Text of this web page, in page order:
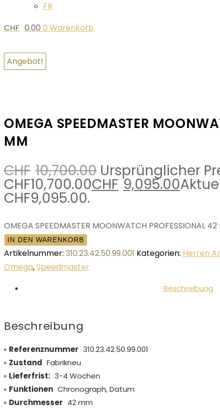
FR
CHF 0.00 0 Warenkorb
Angebot!
OMEGA SPEEDMASTER
MM
CHF 10,700.00 Ursprünglicher
CHF10,700.00CHF 9,095.00
CHF9,095.00.
OMEGA SPEEDMASTER MOONWATCH PROFESSIONAL
IN DEN WARENKORB
Artikelnummer: 310.23.42.50.99.001 Kategorien: Herren
Omega,Speedmaster
Beschreibung
Beschreibung
Referenznummer 310.23.42.50.99.001
Zustand Fabrikneu
Lieferfrist: 3-4 Wochen
Funktionen Chronograph, Datum
Durchmesser 42 mm